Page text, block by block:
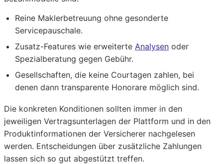
Reine Maklerbetreuung ohne gesonderte
Servicepauschale.
Zusatz-Features wie erweiterte Analysen oder
Spezialberatung gegen Gebühr.
Gesellschaften, die keine Courtagen zahlen, bei
denen dann transparente Honorare möglich sind.
Die konkreten Konditionen sollten immer in den
jeweiligen Vertragsunterlagen der Plattform und in den
Produktinformationen der Versicherer nachgelesen
werden. Entscheidungen über zusätzliche Zahlungen
lassen sich so gut abgestützt treffen.